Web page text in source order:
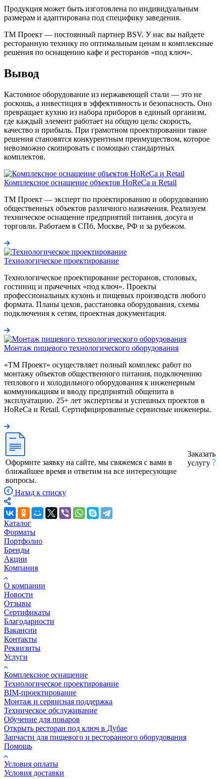
Продукция может быть изготовлена по индивидуальным
размерам и адаптирована под специфику заведения.
ТМ Проект — постоянный партнер BSV. У нас вы найдете
ресторанную технику по оптимальным ценам и комплексные
решения по оснащению кафе и ресторанов «под ключ».
Вывод
Кастомное оборудование из нержавеющей стали — это не
роскошь, а инвестиция в эффективность и безопасность. Оно
превращает кухню из набора приборов в единый организм,
где каждый элемент работает на общую цель: скорость,
качество и прибыль. При грамотном проектировании такие
решения становятся конкурентным преимуществом, которое
невозможно скопировать с помощью стандартных
комплектов.
Комплексное оснащение объектов HoReCa и Retail
ТМ Проект — эксперт по проектированию и оборудованию
общественных объектов различного назначения. Реализуем
техническое оснащение предприятий питания, досуга и
торговли. Работаем в СПб, Москве, РФ и за рубежом.
Технологическое проектирование
Технологическое проектирование ресторанов, столовых,
гостиниц и прачечных «под ключ». Проекты
профессиональных кухонь и пищевых производств любого
формата. Планы цехов, расстановка оборудования, схемы
подключения к сетям, проектная документация.
Монтаж пищевого технологического оборудования
«ТМ Проект» осуществляет полный комплекс работ по
монтажу объектов общественного питания, подключению
теплового и холодильного оборудования к инженерным
коммуникациям и вводу предприятий общепита в
эксплуатацию. 25+ лет экспертизы и успешных проектов в
HoReCa и Retail. Сертифицированные сервисные инженеры.
Оформите заявку на сайте, мы свяжемся с вами в
ближайшее время и ответим на все интересующие
вопросы.
Заказать
услугу
Назад к списку
Каталог
Форматы
Портфолио
Бренды
Акции
Компания
О компании
Новости
Отзывы
Сертификаты
Благодарности
Вакансии
Контакты
Реквизиты
Услуги
Комплексное оснащение
Технологическое проектирование
BIM-проектирование
Монтаж и сервисная поддержка
Техническое обслуживание
Обучение для поваров
Открыть ресторан под ключ в Дубае
Запчасти для пищевого и ресторанного оборудования
Помощь
Условия оплаты
Условия доставки